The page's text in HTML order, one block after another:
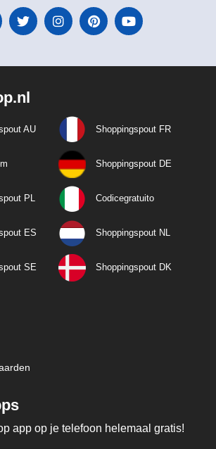
AU Shoppingspout FR
Shoppingspout DE
PL Codicegratuito
ES Shoppingspout NL
SE Shoppingspout DK
app op je telefoon helemaal gratis!